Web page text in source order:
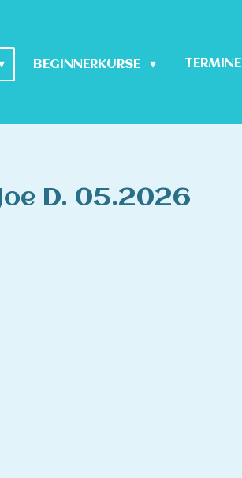
BEGINNERKURSE TERMINE
D. 05.2026